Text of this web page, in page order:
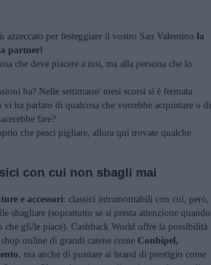
azzeccato per festeggiare il vostro San Valentino la
partner!
che deve piacere a noi, ma alla persona che lo
ha? Nelle settimane/ mesi scorsi si è fermata
ha parlato di qualcosa che vorrebbe acquistare o di
fare?
che pesci pigliare, allora qui trovate qualche
con cui non sbagli mai
e accessori: classici intramontabili con cui, però,
sbagliare (soprattutto se si presta attenzione quando
che gli/le piace). Cashback World offre la possibilità
online di grandi catene come Conbipel,
, ma anche di puntare ai brand di prestigio come